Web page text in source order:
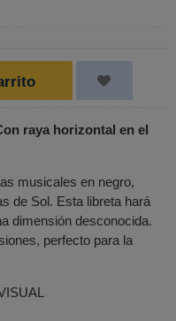
raya horizontal en el
musicales en negro,
de Sol. Esta libreta hará
dimensión desconocida.
perfecto para la